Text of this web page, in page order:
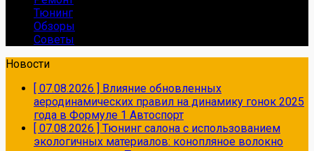
Тюнинг
Обзоры
Советы
Новости
[ 07.08.2026 ] Влияние обновленных
аеродинамических правил на динамику гонок 2025
года в Формуле 1 Автоспорт
[ 07.08.2026 ] Тюнинг салона с использованием
экологичных материалов: конопляное волокно